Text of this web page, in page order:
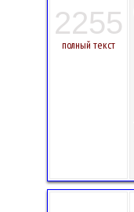
2255
полный текст